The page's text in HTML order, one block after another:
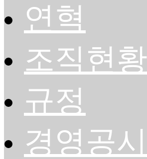
연혁
조직현황
규정
경영공시